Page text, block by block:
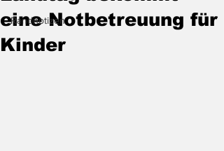
Randnotizen
eine Notbetreuung für
Kinder